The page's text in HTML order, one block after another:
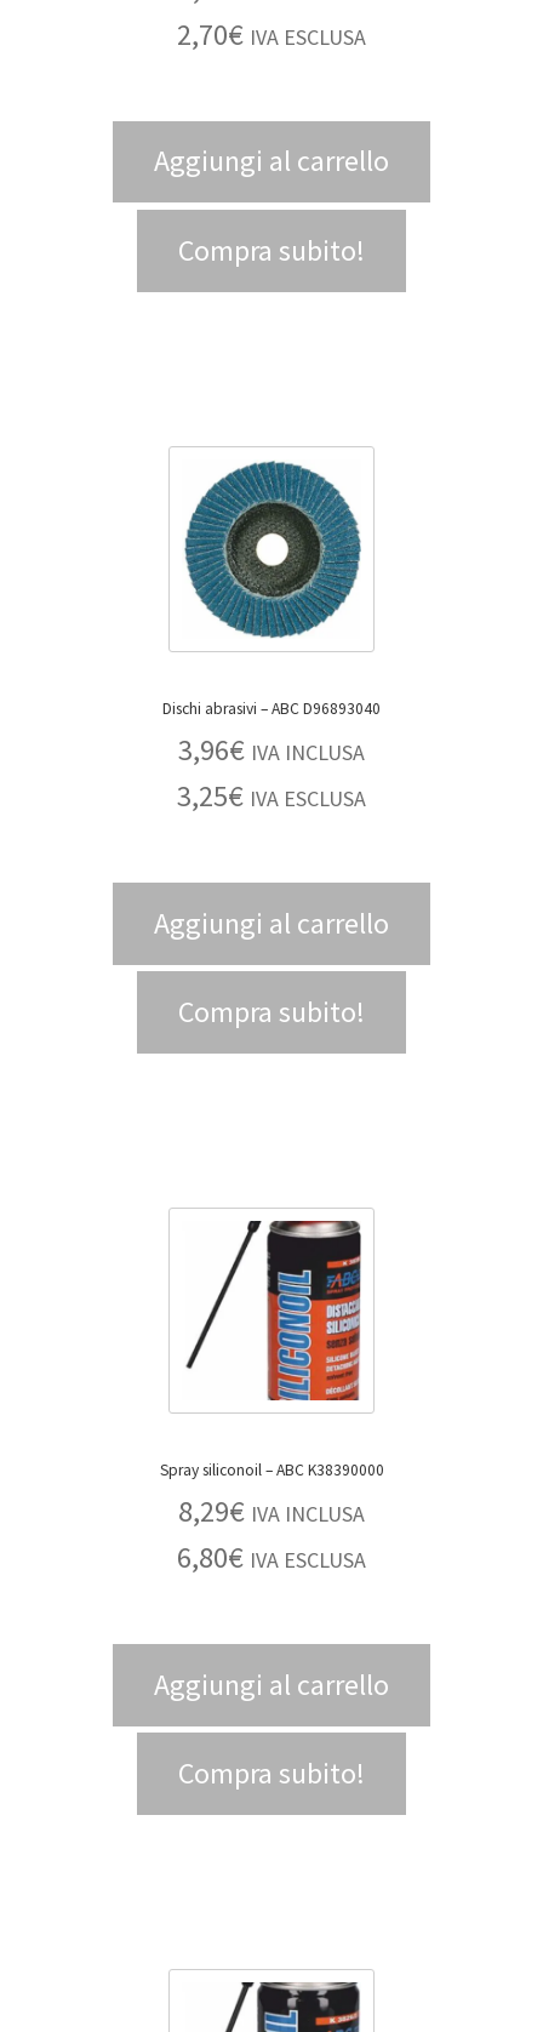
2,70€ IVA ESCLUSA
Aggiungi al carrello
Compra subito!
Dischi abrasivi – ABC D96893040
3,96€ IVA INCLUSA
3,25€ IVA ESCLUSA
Aggiungi al carrello
Compra subito!
Spray siliconoil – ABC K38390000
8,29€ IVA INCLUSA
6,80€ IVA ESCLUSA
Aggiungi al carrello
Compra subito!